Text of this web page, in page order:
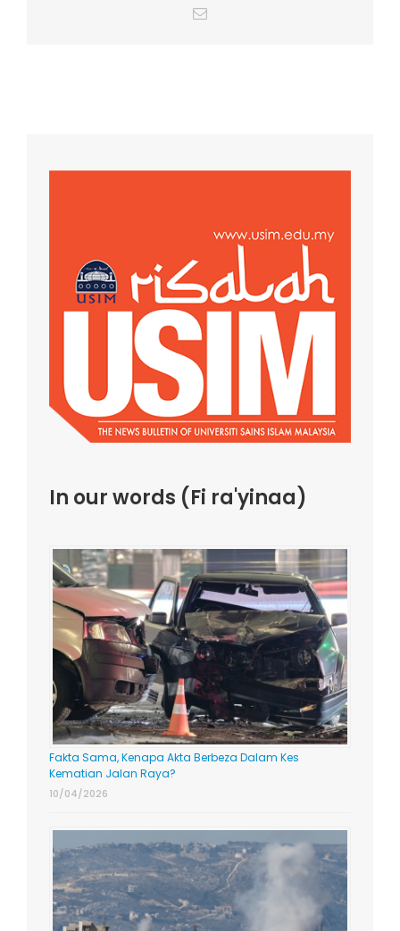
Email
In our words (Fi ra'yinaa)
Fakta Sama, Kenapa Akta Berbeza Dalam Kes
Kematian Jalan Raya?
10/04/2026